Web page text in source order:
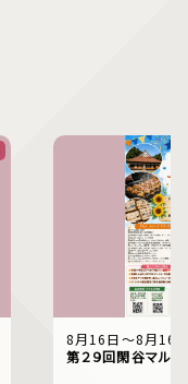
8月16日〜8月16
第２９回閑谷マルシ